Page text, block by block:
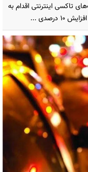
تاکسی اینترنتی اقدام به
...